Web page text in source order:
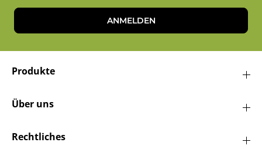
ANMELDEN
Produkte
Über uns
Rechtliches